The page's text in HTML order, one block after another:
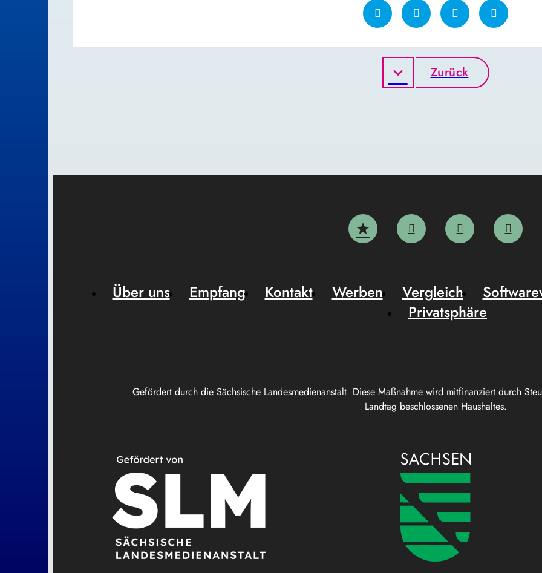
Zurück
Gefördert durch die Sächsische Landesmedienanstalt. Diese Maßnahme wird mitfinanziert durch
Landtag beschlossenen Haushaltes.
Über uns Empfang Kontakt Werben Vergleich
Privatsphäre